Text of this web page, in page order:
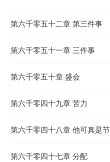
第六千零五十二章 第三件事
第六千零五十一章 三件事
第六千零五十章 盛会
第六千零四十九章 苦力
第六千零四十八章 他可真是
第六千零四十七章 分配